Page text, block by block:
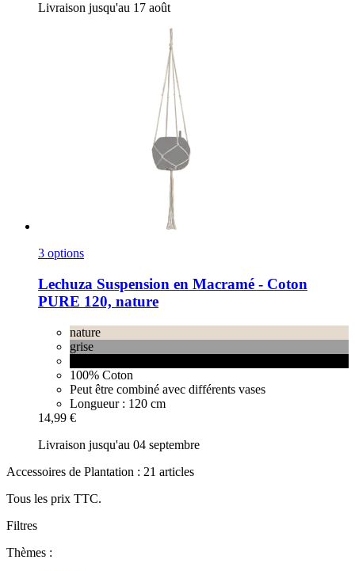
Livraison jusqu'au 17 août
3 options
Lechuza Suspension en Macramé -​ Coton
PURE 120, nature
nature
grise
100% Coton
Peut être combiné avec différents vases
Longueur : 120 cm
14,99 €
Livraison jusqu'au 04 septembre
Accessoires de Plantation : 21 articles
Tous les prix TTC.
Filtres
Thèmes :